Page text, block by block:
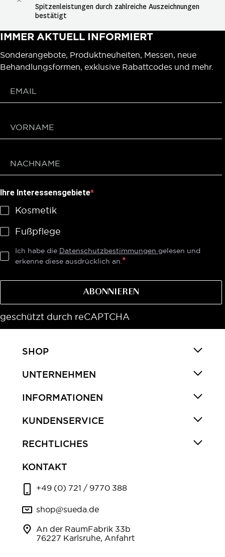
Spitzenleistungen durch zahlreiche Auszeichnungen
bestätigt
IMMER AKTUELL INFORMIERT
Sonderangebote, Produktneuheiten, Messen, neue
Behandlungsformen, exklusive Rabattcodes und mehr.
Ihre Interessensgebiete
Kosmetik
Fußpflege
Ich habe die Datenschutzbestimmungen gelesen und
erkenne diese ausdrücklich an.
ABONNIEREN
geschützt durch reCAPTCHA
SHOP
UNTERNEHMEN
INFORMATIONEN
KUNDENSERVICE
RECHTLICHES
KONTAKT
+49 (0) 721 / 9770 388
shop@sueda.de
An der RaumFabrik 33b
76227 Karlsruhe, Anfahrt